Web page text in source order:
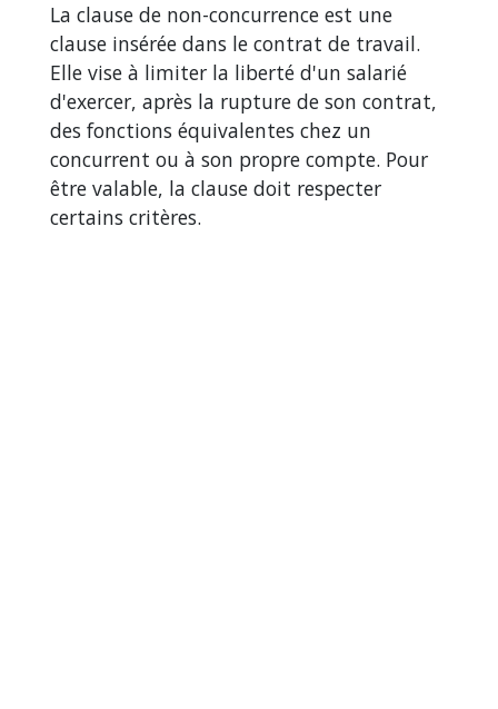
La clause de non-concurrence est une
clause insérée dans le contrat de travail.
Elle vise à limiter la liberté d'un salarié
d'exercer, après la rupture de son contrat,
des fonctions équivalentes chez un
concurrent ou à son propre compte. Pour
être valable, la clause doit respecter
certains critères.